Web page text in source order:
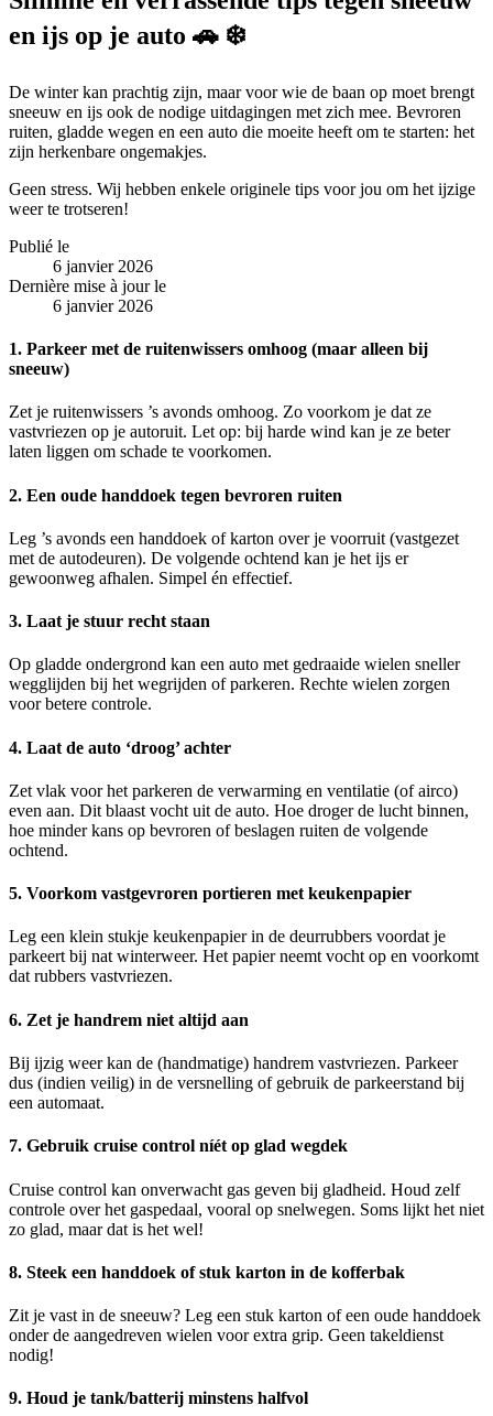
en ijs op je auto 🚗 ❄️
De winter kan prachtig zijn, maar voor wie de baan op moet brengt
sneeuw en ijs ook de nodige uitdagingen met zich mee. Bevroren
ruiten, gladde wegen en een auto die moeite heeft om te starten: het
zijn herkenbare ongemakjes.
Geen stress. Wij hebben enkele originele tips voor jou om het ijzige
weer te trotseren!
Publié le
6 janvier 2026
Dernière mise à jour le
6 janvier 2026
1. Parkeer met de ruitenwissers omhoog (maar alleen bij
sneeuw)
Zet je ruitenwissers ’s avonds omhoog. Zo voorkom je dat ze
vastvriezen op je autoruit. Let op: bij harde wind kan je ze beter
laten liggen om schade te voorkomen.
2. Een oude handdoek tegen bevroren ruiten
Leg ’s avonds een handdoek of karton over je voorruit (vastgezet
met de autodeuren). De volgende ochtend kan je het ijs er
gewoonweg afhalen. Simpel én effectief.
3. Laat je stuur recht staan
Op gladde ondergrond kan een auto met gedraaide wielen sneller
wegglijden bij het wegrijden of parkeren. Rechte wielen zorgen
voor betere controle.
4. Laat de auto ‘droog’ achter
Zet vlak voor het parkeren de verwarming en ventilatie (of airco)
even aan. Dit blaast vocht uit de auto. Hoe droger de lucht binnen,
hoe minder kans op bevroren of beslagen ruiten de volgende
ochtend.
5. Voorkom vastgevroren portieren met keukenpapier
Leg een klein stukje keukenpapier in de deurrubbers voordat je
parkeert bij nat winterweer. Het papier neemt vocht op en voorkomt
dat rubbers vastvriezen.
6. Zet je handrem niet altijd aan
Bij ijzig weer kan de (handmatige) handrem vastvriezen. Parkeer
dus (indien veilig) in de versnelling of gebruik de parkeerstand bij
een automaat.
7. Gebruik cruise control níét op glad wegdek
Cruise control kan onverwacht gas geven bij gladheid. Houd zelf
controle over het gaspedaal, vooral op snelwegen. Soms lijkt het niet
zo glad, maar dat is het wel!
8. Steek een handdoek of stuk karton in de kofferbak
Zit je vast in de sneeuw? Leg een stuk karton of een oude handdoek
onder de aangedreven wielen voor extra grip. Geen takeldienst
nodig!
9. Houd je tank/batterij minstens halfvol